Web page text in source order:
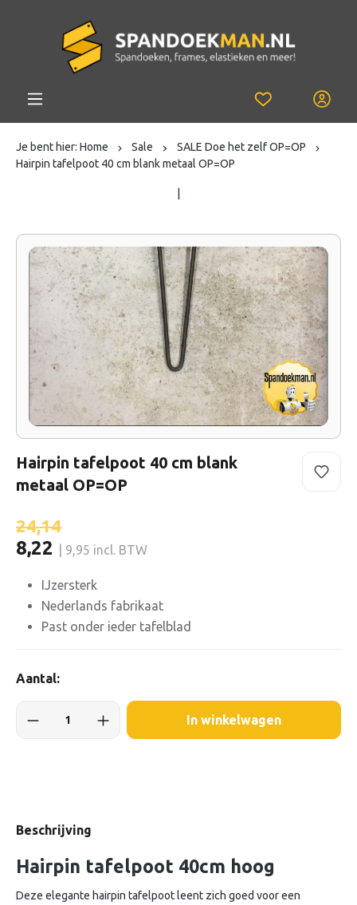
Je bent hier: Home Sale
SALE Doe het zelf OP=OP
Hairpin tafelpoot 40 cm blank metaal OP=OP
Hairpin tafelpoot 40 cm blank
metaal OP=OP
8,22 | 9,95 incl. BTW
24,14
IJzersterk
Nederlands fabrikaat
Past onder ieder tafelblad
Aantal:
In winkelwagen
Beschrijving
Hairpin tafelpoot 40cm hoog
Deze elegante hairpin tafelpoot leent zich goed voor een